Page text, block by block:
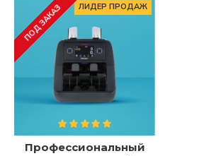
ЛИДЕР ПРОДАЖ
ПОД ЗАКАЗ
Профессиональный